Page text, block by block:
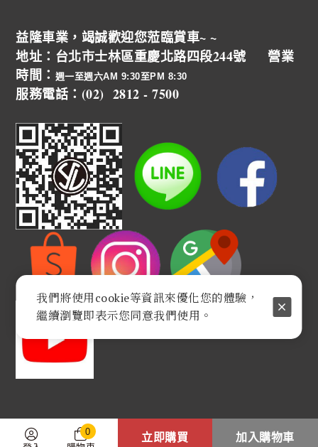
益隆車業，竭誠歡迎您蒞臨賞車~ ~
地址：台北市士林區重慶北路四段244號 營業
時間： 週一至週六AM 9:30至PM 8:30
服務電話：(02) 2812 - 7500
0
立即購買 加入購物車
我們將使用cookie等資訊來優化您的體驗，
繼續瀏覽即表示您同意我們使用。